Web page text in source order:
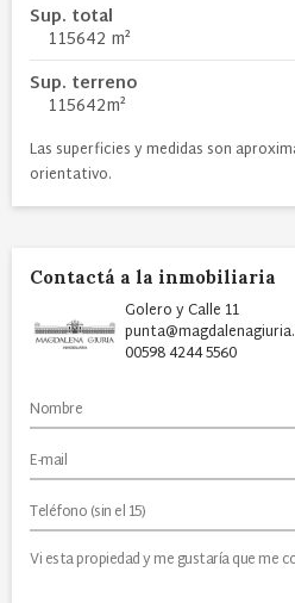
Sup. total
115642 m²
Sup. terreno
115642m²
Las superficies y medidas son
orientativo.
Contactá a la inmobiliaria
Golero y Calle 11
00598 4244 5560